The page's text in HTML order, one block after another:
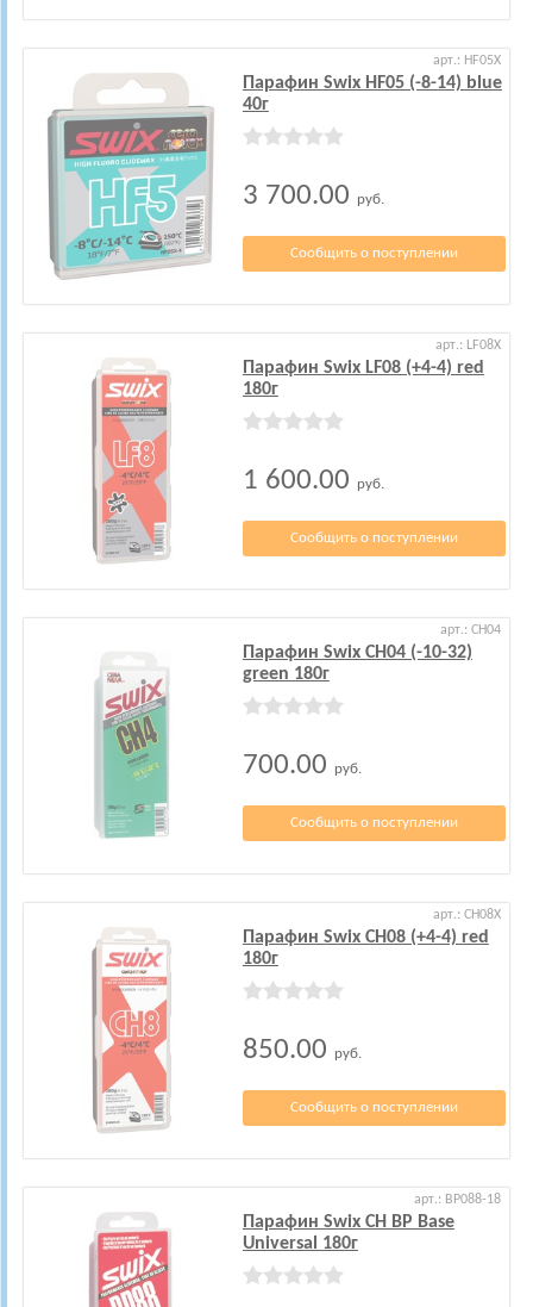
арт.: HF05X
Парафин Swix HF05 (-8-14) blue
40г
3 700.00 руб.
Сообщить о поступлении
арт.: LF08X
Парафин Swix LF08 (+4-4) red
180г
1 600.00 руб.
Сообщить о поступлении
арт.: CH04
Парафин Swix CH04 (-10-32)
green 180г
700.00 руб.
Сообщить о поступлении
арт.: CH08X
Парафин Swix CH08 (+4-4) red
180г
850.00 руб.
Сообщить о поступлении
арт.: BP088-18
Парафин Swix CH BP Base
Universal 180г